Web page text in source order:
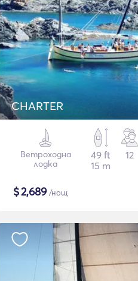
CHARTER
Ветроходна
лодка
49 ft
15 m
12
$2,689/нощ